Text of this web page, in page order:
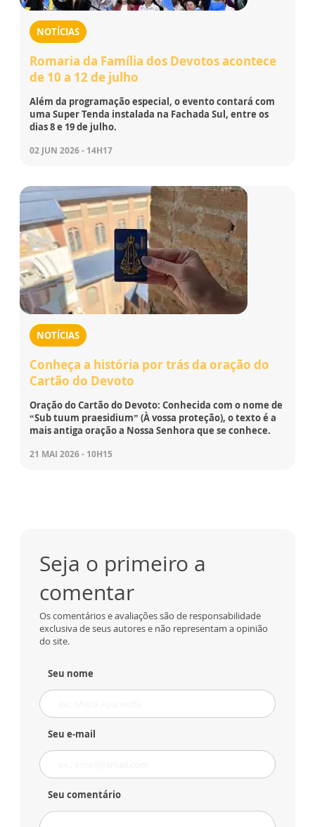
NOTÍCIAS
Romaria da Família dos Devotos acontece
de 10 a 12 de julho
Além da programação especial, o evento contará com
uma Super Tenda instalada na Fachada Sul, entre os
dias 8 e 19 de julho.
02 JUN 2026 - 14H17
NOTÍCIAS
Conheça a história por trás da oração do
Cartão do Devoto
Oração do Cartão do Devoto: Conhecida com o nome de
“Sub tuum praesidium” (À vossa proteção), o texto é a
mais antiga oração a Nossa Senhora que se conhece.
21 MAI 2026 - 10H15
Seja o primeiro a
comentar
Os comentários e avaliações são de responsabilidade
exclusiva de seus autores e não representam a opinião
do site.
Seu nome
Seu e-mail
Seu comentário